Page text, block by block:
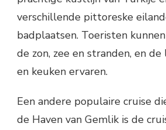
verschillende pittoreske
badplaatsen. Toeristen
de zon, zee en stranden, en
en keuken ervaren.
Een andere populaire cruise
de Haven van Gemlik is de